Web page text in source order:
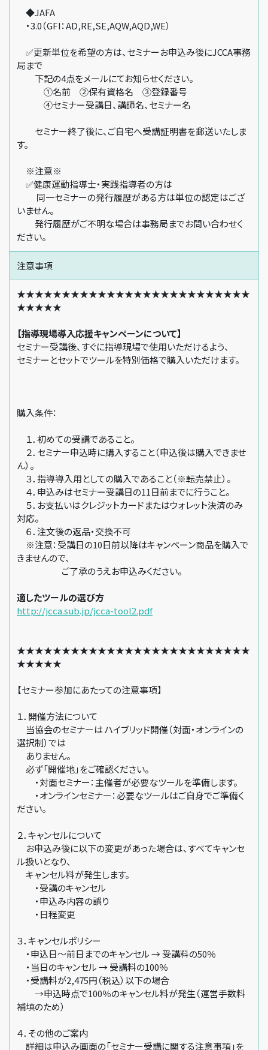
◆JAFA
・3.0（GFI：AD,RE,SE,AQW,AQD,WE）
✅更新単位を希望の方は、セミナーお申込み後にJCCA事務
局まで
下記の4点をメールにてお知らせください。
①名前 ②保有資格名 ③登録番号
④セミナー受講日、講師名、セミナー名
セミナー終了後に、ご自宅へ受講証明書を郵送いたしま
す。
※注意※
✅健康運動指導士・実践指導者の方は
同一セミナーの発行履歴がある方は単位の認定はござ
いません。
発行履歴がご不明な場合は事務局までお問い合わせく
ださい。
注意事項
★★★★★★★★★★★★★★★★★★★★★★★★★★
★★★★★
【指導現場導入応援キャンペーンについて】
セミナー受講後、すぐに指導現場で使用いただけるよう、
セミナーとセットでツールを特別価格で購入いただけます。
購入条件：
１．初めての受講であること。
２．セミナー申込時に購入すること（申込後は購入できませ
ん）。
３．指導導入用としての購入であること（※転売禁止）。
４．申込みはセミナー受講日の11日前までに行うこと。
５．お支払いはクレジットカードまたはウォレット決済のみ
対応。
６．注文後の返品・交換不可
※注意：受講日の10日前以降はキャンペーン商品を購入で
きませんので、
ご了承のうえお申込みください。
適したツールの選び方
http://jcca.sub.jp/jcca-tool2.pdf
★★★★★★★★★★★★★★★★★★★★★★★★★★
★★★★★
【セミナー参加にあたっての注意事項】
１．開催方法について
当協会のセミナーは ハイブリッド開催（対面・オンラインの
選択制）では
ありません。
必ず「開催地」をご確認ください。
・対面セミナー：主催者が必要なツールを準備します。
・オンラインセミナー：必要なツールはご自身でご準備く
ださい。
２．キャンセルについて
お申込み後に以下の変更があった場合は、すべてキャンセ
ル扱いとなり、
キャンセル料が発生します。
・受講のキャンセル
・申込み内容の誤り
・日程変更
３．キャンセルポリシー
・申込日～前日までのキャンセル → 受講料の50％
・当日のキャンセル → 受講料の100％
・受講料が2,475円（税込）以下の場合
→申込時点で100％のキャンセル料が発生（運営手数料
補填のため）
４．その他のご案内
詳細は申込み画面の「セミナー受講に関する注意事項」を